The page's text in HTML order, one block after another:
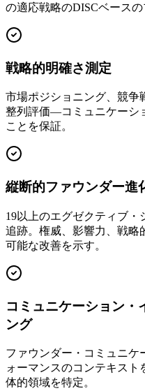
の適応戦略のDISCベースの
戦略的明確さ測定
市場ポジショニング、競争
整列評価—コミュニケーシ
ことを保証。
縦断的ファウンダー進
19以上のエグゼクティブ・
追跡。権威、影響力、戦略
可能な改善を示す。
コミュニケーション・
ング
ファウンダー・コミュニケ
ォーマンスのコンテキス
体的領域を特定。